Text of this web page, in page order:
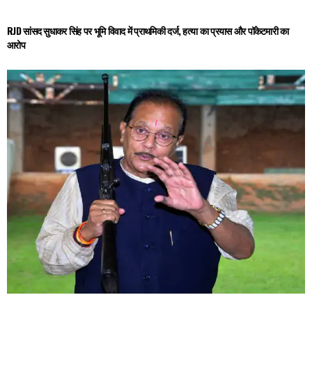
RJD सांसद सुधाकर सिंह पर भूमि विवाद में प्राथमिकी दर्ज, हत्या का प्रयास और पॉकेटमारी का
आरोप